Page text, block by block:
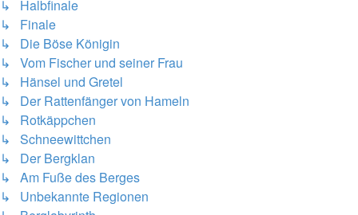
↳ Halbfinale
↳ Finale
↳ Die Böse Königin
↳ Vom Fischer und seiner Frau
↳ Hänsel und Gretel
↳ Der Rattenfänger von Hameln
↳ Rotkäppchen
↳ Schneewittchen
↳ Der Bergklan
↳ Am Fuße des Berges
↳ Unbekannte Regionen